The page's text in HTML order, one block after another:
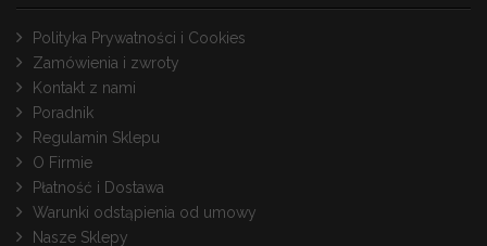
Polityka Prywatności i Cookies
Zamówienia i zwroty
Kontakt z nami
Poradnik
Regulamin Sklepu
O Firmie
Płatność i Dostawa
Warunki odstąpienia od umowy
Nasze Sklepy